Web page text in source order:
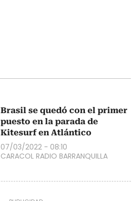
Brasil se quedó con el primer
puesto en la parada de
Kitesurf en Atlántico
07/03/2022 - 08:10
CARACOL RADIO BARRANQUILLA